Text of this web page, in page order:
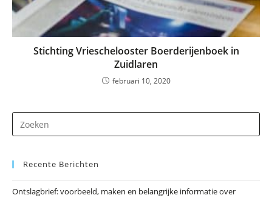
Stichting Vrieschelooster Boerderijenboek in
Zuidlaren
februari 10, 2020
op
Recente Berichten
Ontslagbrief: voorbeeld, maken en belangrijke informatie over